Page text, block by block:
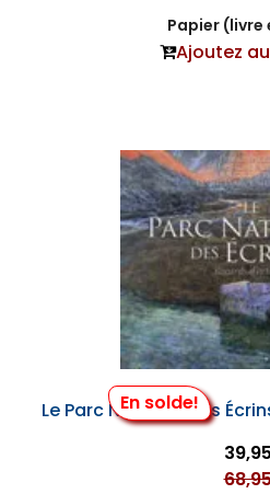
Papier (livre
Ajoutez
En solde!
Le Parc National des